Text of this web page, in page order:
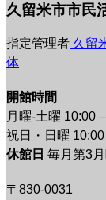
久留米市市民
指定管理者 久留
体
開館時間
月曜-土曜 10:00
祝日・日曜
休館日 毎月第3
〒830-0031